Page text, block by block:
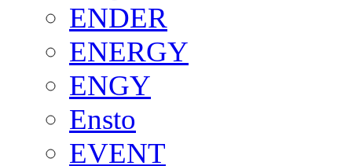
ENDER
ENERGY
ENGY
Ensto
EVENT